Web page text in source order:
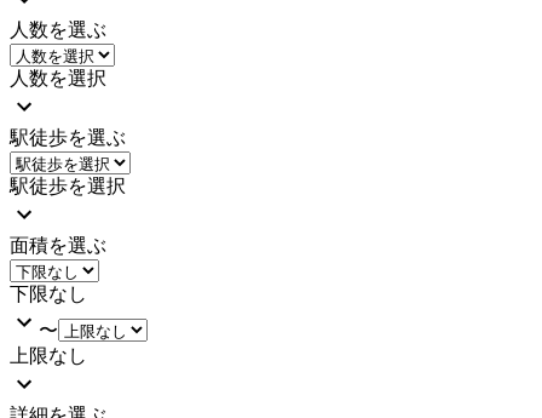
人数を選ぶ
人数を選択
駅徒歩を選ぶ
駅徒歩を選択
面積を選ぶ
下限なし
〜
上限なし